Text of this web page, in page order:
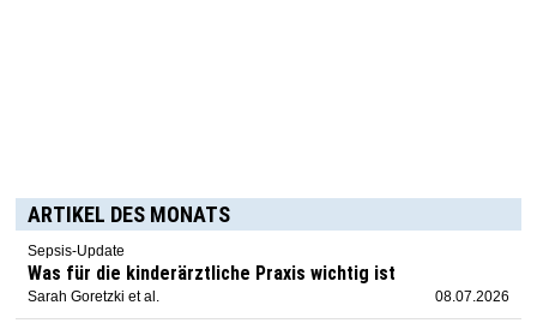
ARTIKEL DES MONATS
Sepsis-Update
Was für die kinderärztliche Praxis wichtig ist
Sarah Goretzki et al. 08.07.2026